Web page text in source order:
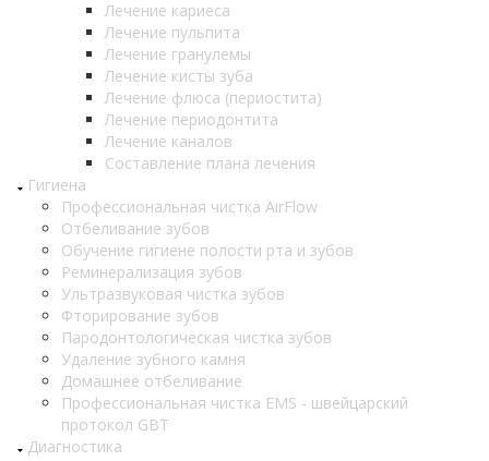
Лечение кариеса
Лечение пульпита
Лечение гранулемы
Лечение кисты зуба
Лечение флюса (периостита)
Лечение периодонтита
Лечение каналов
Составление плана лечения
Гигиена
Профессиональная чистка AirFlow
Отбеливание зубов
Обучение гигиене полости рта и зубов
Реминерализация зубов
Ультразвуковая чистка зубов
Фторирование зубов
Пародонтологическая чистка зубов
Удаление зубного камня
Домашнее отбеливание
Профессиональная чистка EMS - швейцарский
протокол GBT
Диагностика